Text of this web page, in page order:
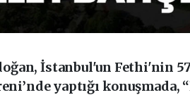
İstanbul'un Fethi'nin
yaptığı